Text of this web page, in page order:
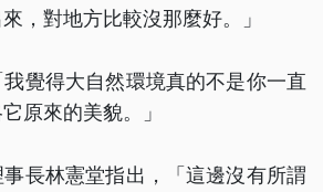
，對地方比較沒那麼好。」
覺得大自然環境真的不是你一直
原來的美貌。」
長林憲堂指出，「這邊沒有所謂